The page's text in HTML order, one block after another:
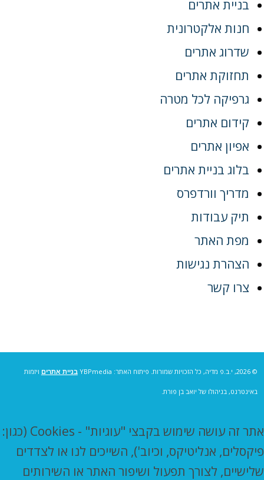
בניית אתרים
חנות אלקטרונית
שדרוג אתרים
תחזוקת אתרים
גרפיקה לכל מטרה
קידום אתרים
אפיון אתרים
בלוג בניית אתרים
מדריך וורדפרס
תיק עבודות
מפת האתר
הצהרת נגישות
צרו קשר
© 2026, י.ב.פ מדיה, כל הזכויות שמורות. פיתוח האתר: YBPmedia בניית אתרים ויזמות
באינטרנט, בניהולו של יואב בן פורת.
אתר זה עושה שימוש בקבצי "עוגיות" - Cookies (כגון:
פיקסלים, אנליטיקס, וכיוב'), השייכים לנו או לצדדים
שלישיים, לצורך תפעול ושיפור האתר או השירותים